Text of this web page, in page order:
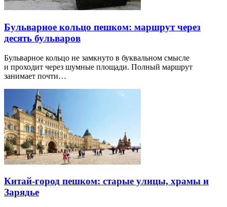
Бульварное кольцо пешком: маршрут через
десять бульваров
Бульварное кольцо не замкнуто в буквальном смысле
и проходит через шумные площади. Полный маршрут
занимает почти…
Китай-город пешком: старые улицы, храмы и
Зарядье